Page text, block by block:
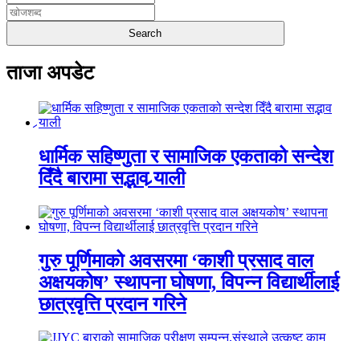
ताजा अपडेट
धार्मिक सहिष्णुता र सामाजिक एकताको सन्देश
दिँदै बारामा सद्भाव र्‍याली
गुरु पूर्णिमाको अवसरमा ‘काशी प्रसाद वाल
अक्षयकोष’ स्थापना घोषणा, विपन्न विद्यार्थीलाई
छात्रवृत्ति प्रदान गरिने